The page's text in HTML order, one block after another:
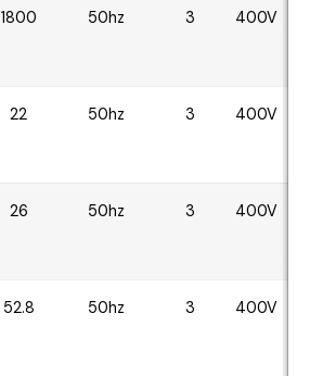
1800 50hz 3 400V
22 50hz 3 400V
26 50hz 3 400V
52.8 50hz 3 400V